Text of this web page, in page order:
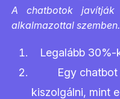
A chatbotok
alkalmazottal szemben.
Legalább
Egy
kiszolgálni, mint